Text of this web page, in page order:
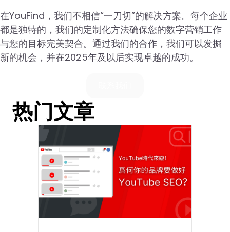
在YouFind，我们不相信“一刀切”的解决方案。每个企业
都是独特的，我们的定制化方法确保您的数字营销工作
与您的目标完美契合。通过我们的合作，我们可以发掘
新的机会，并在2025年及以后实现卓越的成功。
热门文章